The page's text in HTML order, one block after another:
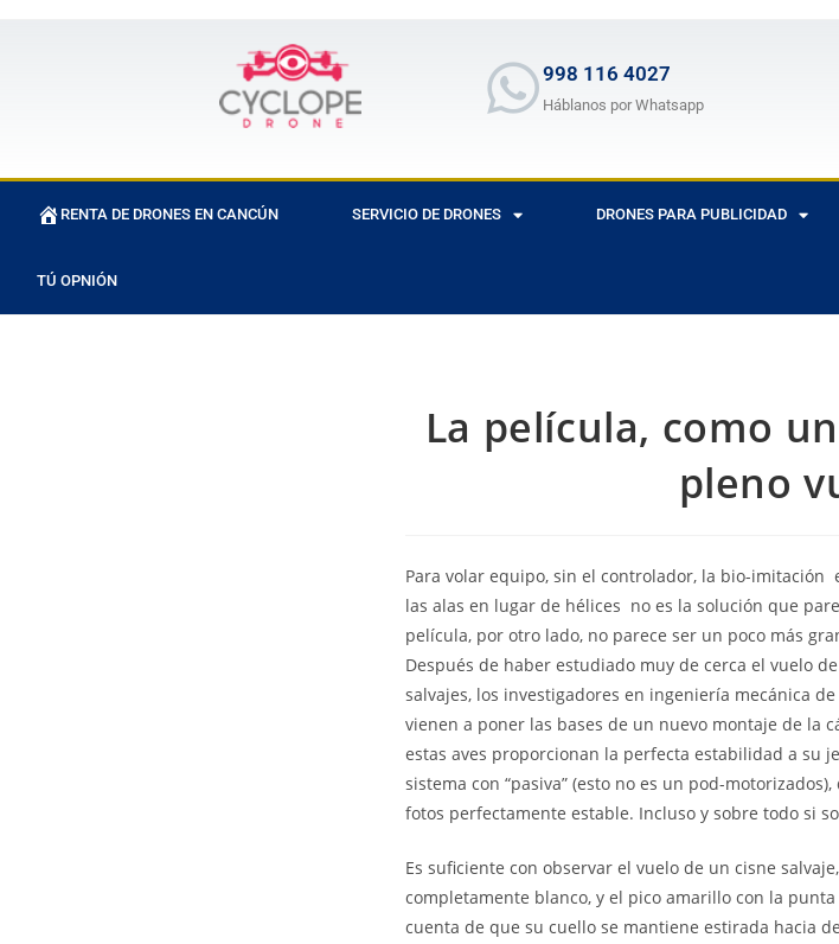
998 116 4027
Háblanos por Whatsapp
RENTA DE DRONES EN CANCÚN SERVICIO DE DRONES DRONES PARA PUBLICIDAD
TÚ OPNIÓN
La película, como
pleno
Para volar equipo, sin el controlador, la bio-imitación
las alas en lugar de hélices  no es la solución que
película, por otro lado, no parece ser un poco más
Después de haber estudiado muy de cerca el vuelo
salvajes, los investigadores en ingeniería mecánica
vienen a poner las bases de un nuevo montaje de la
estas aves proporcionan la perfecta estabilidad a su
sistema con “pasiva” (esto no es un pod-
fotos perfectamente estable. Incluso y sobre todo si
Es suficiente con observar el vuelo de un cisne
completamente blanco, y el pico amarillo con la
cuenta de que su cuello se mantiene estirada hacia